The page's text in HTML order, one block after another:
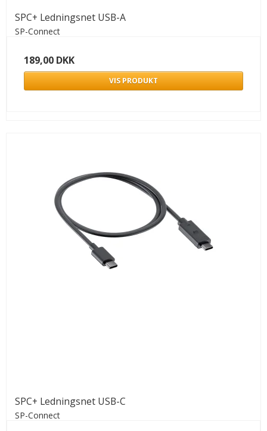
SPC+ Ledningsnet USB-A
SP-Connect
189,00 DKK
VIS PRODUKT
SPC+ Ledningsnet USB-C
SP-Connect